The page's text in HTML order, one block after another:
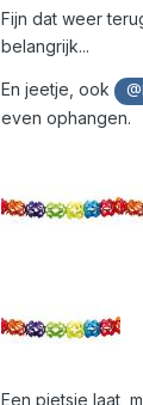
Fijn dat weer
belangrijk...
En jeetje, ook
even ophangen.
Een pietsie laat,